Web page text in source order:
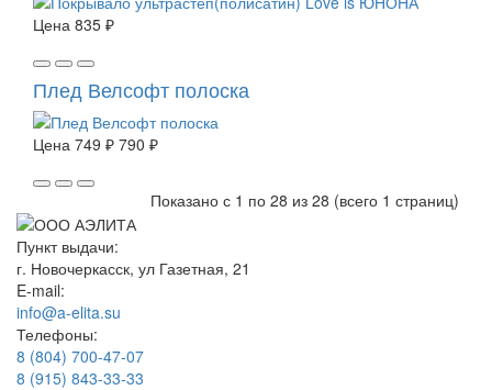
Цена 835 ₽
Плед Велсофт полоска
Цена 749 ₽ 790 ₽
Показано с 1 по 28 из 28 (всего 1 страниц)
Пункт выдачи:
г. Новочеркасск, ул Газетная, 21
E-mail:
info@a-elita.su
Телефоны:
8 (804) 700-47-07
8 (915) 843-33-33